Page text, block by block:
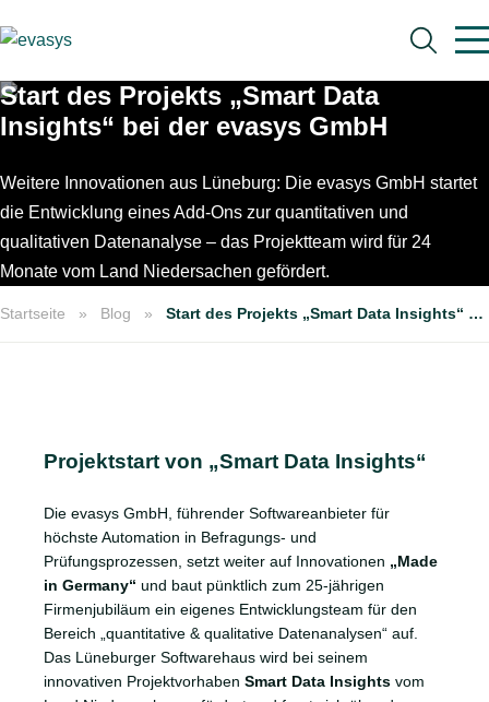
Start des Projekts „Smart Data
Insights“ bei der evasys GmbH
Weitere Innovationen aus Lüneburg: Die evasys GmbH startet
die Entwicklung eines Add-Ons zur quantitativen und
qualitativen Datenanalyse – das Projektteam wird für 24
Monate vom Land Niedersachen gefördert.
Startseite Blog Start des Projekts „Smart Data Insights“ bei der evasys GmbH
Projektstart von „Smart Data Insights“
Die evasys GmbH, führender Softwareanbieter für
höchste Automation in Befragungs- und
Prüfungsprozessen, setzt weiter auf Innovationen „Made
in Germany“ und baut pünktlich zum 25-jährigen
Firmenjubiläum ein eigenes Entwicklungsteam für den
Bereich „quantitative & qualitative Datenanalysen“ auf.
Das Lüneburger Softwarehaus wird bei seinem
innovativen Projektvorhaben Smart Data Insights vom